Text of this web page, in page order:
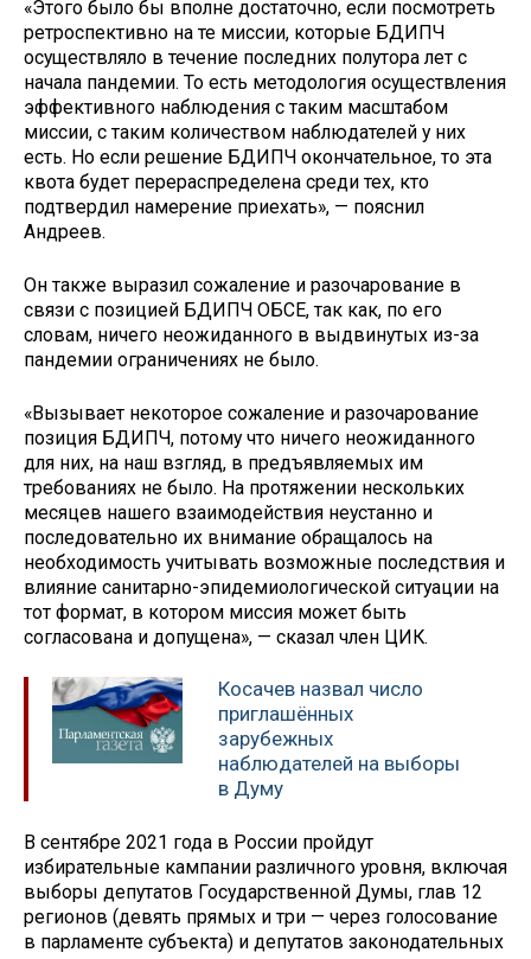
«Этого было бы вполне достаточно, если посмотреть
ретроспективно на те миссии, которые БДИПЧ
осуществляло в течение последних полутора лет с
начала пандемии. То есть методология осуществления
эффективного наблюдения с таким масштабом
миссии, с таким количеством наблюдателей у них
есть. Но если решение БДИПЧ окончательное, то эта
квота будет перераспределена среди тех, кто
подтвердил намерение приехать», — пояснил
Андреев.
Он также выразил сожаление и разочарование в
связи с позицией БДИПЧ ОБСЕ, так как, по его
словам, ничего неожиданного в выдвинутых из-за
пандемии ограничениях не было.
«Вызывает некоторое сожаление и разочарование
позиция БДИПЧ, потому что ничего неожиданного
для них, на наш взгляд, в предъявляемых им
требованиях не было. На протяжении нескольких
месяцев нашего взаимодействия неустанно и
последовательно их внимание обращалось на
необходимость учитывать возможные последствия и
влияние санитарно-эпидемиологической ситуации на
тот формат, в котором миссия может быть
согласована и допущена», — сказал член ЦИК.
Косачев назвал число
приглашённых
зарубежных
наблюдателей на выборы
в Думу
В сентябре 2021 года в России пройдут
избирательные кампании различного уровня, включая
выборы депутатов Государственной Думы, глав 12
регионов (девять прямых и три — через голосование
в парламенте субъекта) и депутатов законодательных